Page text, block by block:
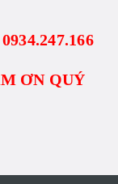
ƠN QUÝ